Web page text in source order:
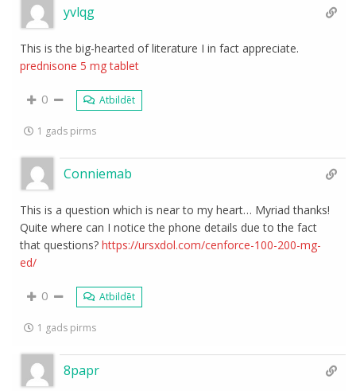
yvlqg
This is the big-hearted of literature I in fact appreciate.
prednisone 5 mg tablet
0 Atbildēt
1 gads pirms
Conniemab
This is a question which is near to my heart… Myriad thanks!
Quite where can I notice the phone details due to the fact
that questions?https://ursxdol.com/cenforce-100-200-mg-
ed/
0 Atbildēt
1 gads pirms
8papr